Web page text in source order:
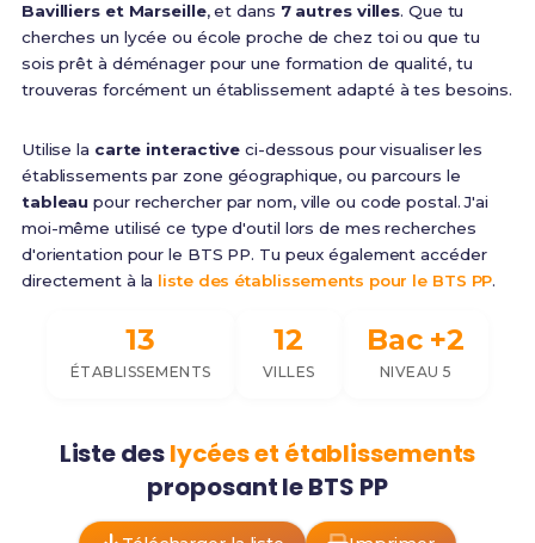
Bavilliers et Marseille, et dans 7 autres villes. Que tu
cherches un lycée ou école proche de chez toi ou que tu
sois prêt à déménager pour une formation de qualité, tu
trouveras forcément un établissement adapté à tes besoins.
Utilise la carte interactive ci-dessous pour visualiser les
établissements par zone géographique, ou parcours le
tableau pour rechercher par nom, ville ou code postal. J'ai
moi-même utilisé ce type d'outil lors de mes recherches
d'orientation pour le BTS PP. Tu peux également accéder
directement à la liste des établissements pour le BTS PP.
13
ÉTABLISSEMENTS
12
VILLES
Bac +2
NIVEAU 5
Liste deslycées et établissements
proposant le BTS PP